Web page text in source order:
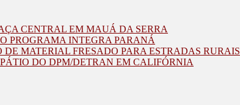
CENTRAL EM MAUÁ DA SERRA
PROGRAMA INTEGRA PARANÁ
MATERIAL FRESADO PARA ESTRADAS RURAIS
DO DPM/DETRAN EM CALIFÓRNIA